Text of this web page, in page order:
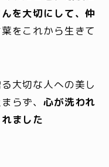
を大切にして、仲
をこれから生きて
大切な人への美し
らず、心が洗われ
ました